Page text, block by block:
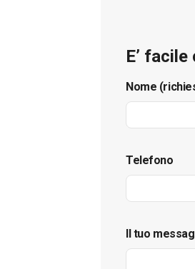
E’
Nome
Telefono
Il tuo